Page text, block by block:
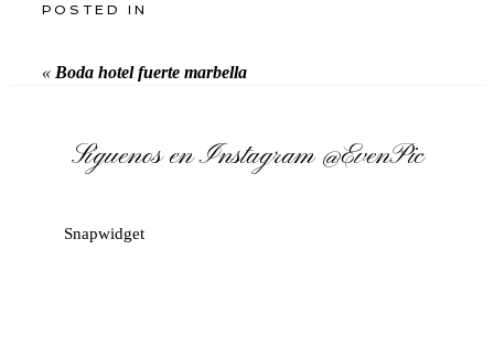
POSTED IN
« Boda hotel fuerte marbella
Síguenos en Instagram@EvenPic
Snapwidget